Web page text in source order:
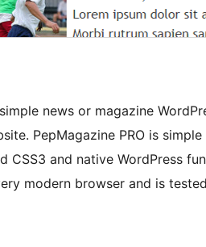
news or magazine
PepMagazine PRO is
CSS3 and native WordPress
modern browser and is